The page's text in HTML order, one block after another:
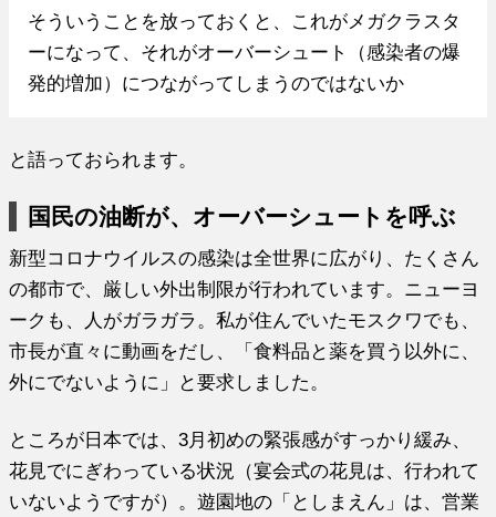
そういうことを放っておくと、これがメガクラスタ
ーになって、それがオーバーシュート（感染者の爆
発的増加）につながってしまうのではないか
と語っておられます。
国民の油断が、オーバーシュートを呼ぶ
新型コロナウイルスの感染は全世界に広がり、たくさん
の都市で、厳しい外出制限が行われています。ニューヨ
ークも、人がガラガラ。私が住んでいたモスクワでも、
市長が直々に動画をだし、「食料品と薬を買う以外に、
外にでないように」と要求しました。
ところが日本では、3月初めの緊張感がすっかり緩み、
花見でにぎわっている状況（宴会式の花見は、行われて
いないようですが）。遊園地の「としまえん」は、営業